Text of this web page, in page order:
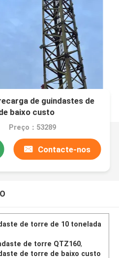
de guindastes de
baixo custo
Preço：53289
Contacte-nos
de torre de 10 tonelada
de torre QTZ160,
de torre de baixo custo